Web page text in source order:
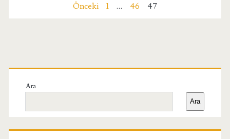
Önceki 1 … 46 47
Birincil
Yan
Menü
Ara
Ara